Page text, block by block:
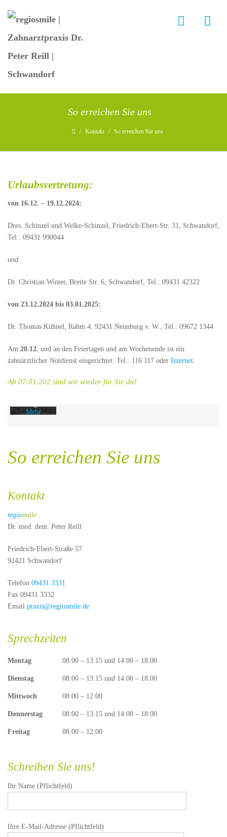
So erreichen Sie uns
/ Kontakt / So erreichen Sie uns
Urlaubsvertretung:
von 16.12. – 19.12.2024:
Dres. Schinzel und Welke-Schinzel, Friedrich-Ebert-Str. 31, Schwandorf,
Tel.: 09431 990044
und
Dr. Christian Winter, Breite Str. 6, Schwandorf, Tel.: 09431 42322
von 23.12.2024 bis 03.01.2025:
Dr. Thomas Kühnel, Rahm 4, 92431 Neunburg v. W., Tel.: 09672 1344
Am 20.12. und an den Feiertagen und am Wochenende ist ein
zahnärztlicher Notdienst eingerichtet. Tel.: 116 117 oder Internet.
Ab 07.01.202 sind wir wieder für Sie da!
Laden der
akzeptiere
Datenschut
Mehr
Google
So erreichen Sie uns
Kontakt
regiosmile
Dr. med. dent. Peter Reill
Friedrich-Ebert-Straße 57
92421 Schwandorf
Telefon 09431 3331
Fax 09431 3332
Email praxis@regiosmile.de
Sprechzeiten
Montag 08:00 – 13:15 und 14:00 – 18:00
Dienstag 08:00 – 13:15 und 14:00 – 18:00
Mittwoch 08:00 – 12:00
Donnerstag 08:00 – 13:15 und 14:00 – 18:00
Freitag 08:00 – 12:00
Schreiben Sie uns!
Ihr Name (Pflichtfeld)
Ihre E-Mail-Adresse (Pflichtfeld)